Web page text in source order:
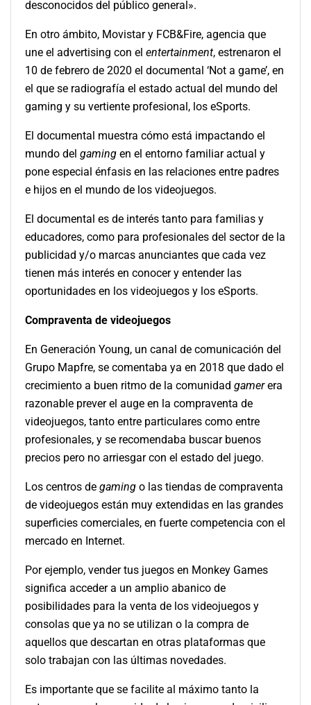
desconocidos del público general».
En otro ámbito, Movistar y FCB&Fire, agencia que
une el advertising con el entertainment, estrenaron el
10 de febrero de 2020 el documental ‘Not a game’, en
el que se radiografía el estado actual del mundo del
gaming y su vertiente profesional, los eSports.
El documental muestra cómo está impactando el
mundo del gaming en el entorno familiar actual y
pone especial énfasis en las relaciones entre padres
e hijos en el mundo de los videojuegos.
El documental es de interés tanto para familias y
educadores, como para profesionales del sector de la
publicidad y/o marcas anunciantes que cada vez
tienen más interés en conocer y entender las
oportunidades en los videojuegos y los eSports.
Compraventa de videojuegos
En Generación Young, un canal de comunicación del
Grupo Mapfre, se comentaba ya en 2018 que dado el
crecimiento a buen ritmo de la comunidad gamerera
razonable prever el auge en la compraventa de
videojuegos, tanto entre particulares como entre
profesionales, y se recomendaba buscar buenos
precios pero no arriesgar con el estado del juego.
Los centros de gaming o las tiendas de compraventa
de videojuegos están muy extendidas en las grandes
superficies comerciales, en fuerte competencia con el
mercado en Internet.
Por ejemplo, vender tus juegos en Monkey Games
significa acceder a un amplio abanico de
posibilidades para la venta de los videojuegos y
consolas que ya no se utilizan o la compra de
aquellos que descartan en otras plataformas que
solo trabajan con las últimas novedades.
Es importante que se facilite al máximo tanto la